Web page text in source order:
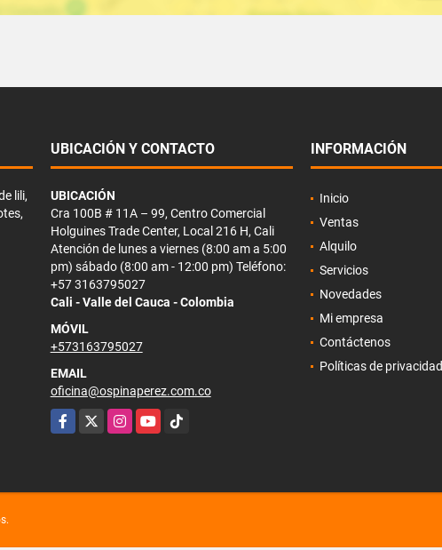
lili,
UBICACIÓN Y CONTACTO
UBICACIÓN
Cra 100B # 11A – 99, Centro Comercial
Holguines Trade Center, Local 216 H, Cali
Atención de lunes a viernes (8:00 am a 5:00
pm) sábado (8:00 am - 12:00 pm) Teléfono:
+57 3163795027
Cali - Valle del Cauca - Colombia
MÓVIL
+573163795027
EMAIL
oficina@ospinaperez.com.co
Facebook
X InstagramYouTubeTikTok
INFORMACIÓN
Inicio
Ventas
Alquilo
Servicios
Novedades
Mi empresa
Contáctenos
Políticas de privacidad